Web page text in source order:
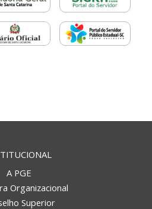
A PGE
Organizacional
Superior